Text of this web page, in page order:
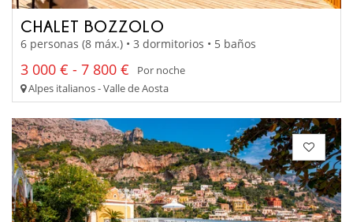
CHALET BOZZOLO
6 personas (8 máx.) • 3 dormitorios • 5 baños
3 000 € - 7 800 €
Por noche
Alpes italianos - Valle de Aosta